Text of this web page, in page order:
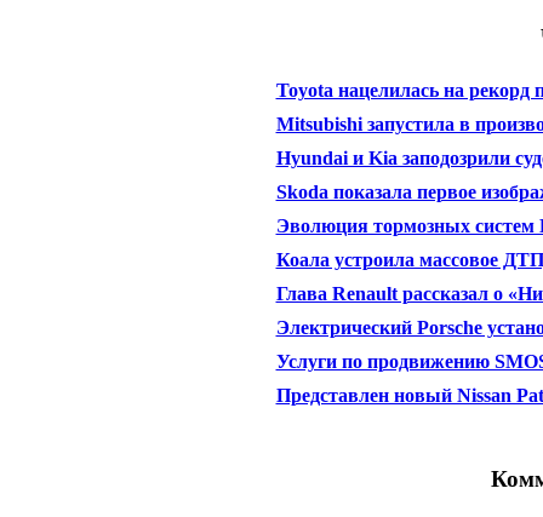
Toyota нацелилась на рекорд
Mitsubishi запустила в
Hyundai и Kia заподозрили
Skoda показала первое
Эволюция тормозных систем
Коала устроила массовое
Глава Renault рассказал о
Электрический Porsche
Услуги по продвижению
Представлен новый Nissan